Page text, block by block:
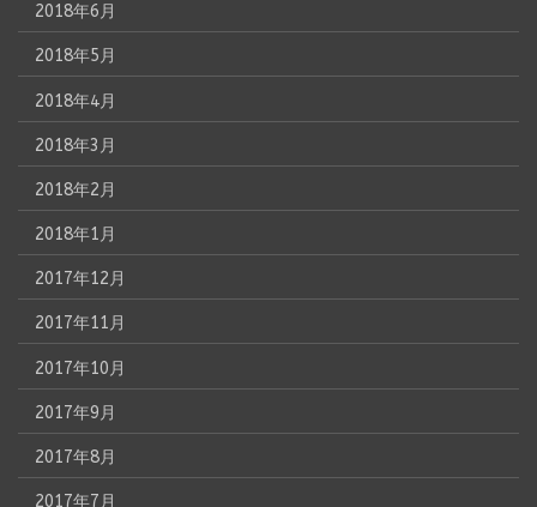
2018年6月
2018年5月
2018年4月
2018年3月
2018年2月
2018年1月
2017年12月
2017年11月
2017年10月
2017年9月
2017年8月
2017年7月